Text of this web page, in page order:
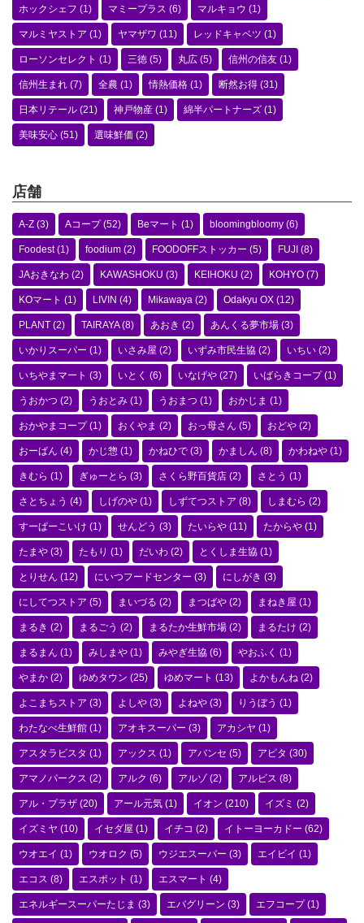
ホックシェフ (1) マミープラス (6) マルキョウ (1)
マルミヤストア (1) ヤマザワ (11) レッドキャベツ (1)
ローソンセレクト (1) 三徳 (5) 丸広 (5) 信州の信友 (1)
信州生まれ (7) 全農 (1) 情熱価格 (1) 断然お得 (31)
日本リテール (21) 神戸物産 (1) 綿半パートナーズ (1)
美味安心 (51) 選味鮮価 (2)
店舗
A-Z (3) Aコープ(52) Beマート (1) bloomingbloomy (6)
Foodest(1) foodium (2) FOODOFFストッカー (5) FUJI (8)
JAおきなわ (2) KAWASHOKU (3) KEIHOKU (2) KOHYO (7)
KOマート (1) LIVIN (4) Mikawaya (2) Odakyu OX (12)
PLANT (2) TAIRAYA(8) あおき (2) あんくる夢市場 (3)
いかりスーパー (1) いさみ屋 (2) いずみ市民生協 (2) いちい (2)
いちやまマート (3) いとく (6) いなげや (27) いばらきコープ(1)
うおかつ (2) うおとみ (1) うおまつ (1) おかじま (1)
おかやまコープ(1) おくやま (2) おっ母さん (5) おどや (2)
おーばん (4) かじ惣 (1) かねひで (3) かましん (8) かわねや (1)
きむら (1) ぎゅーとら (3) さくら野百貨店 (2) さとう (1)
さとちょう (4) しげのや (1) しずてつストア (8) しまむら (2)
すーぱーこいけ (1) せんどう (3) たいらや (11) たからや (1)
たまや (3) たもり (1) だいわ (2) とくしま生協 (1)
とりせん (12) にいつフードセンター (3) にしがき (3)
にしてつストア (5) まいづる (2) まつばや (2) まねき屋 (1)
まるき (2) まるごう (2) まるたか生鮮市場 (2) まるたけ (2)
まるまん (1) みしまや (1) みやぎ生協 (6) やおふく (1)
やまか (2) ゆめタウン (25) ゆめマート (13) よかもんね (2)
よこまちストア (3) よしや (3) よねや (3) りうぼう (1)
わたなべ生鮮館 (1) アオキスーパー (3) アカシヤ (1)
アスタラビスタ (1) アックス (1) アバンセ (5) アピタ (30)
アマノパークス (2) アルク (6) アルゾ(2) アルビス (8)
アル・プラザ (20) アール元気 (1) イオン (210) イズミ (2)
イズミヤ (10) イセダ屋 (1) イチコ (2) イトーヨーカドー (62)
ウオエイ (1) ウオロク (5) ウジエスーパー (3) エイビイ (1)
エコス (8) エスポット (1) エスマート (4)
エネルギースーパーたじま (3) エバグリーン (3) エフコープ(1)